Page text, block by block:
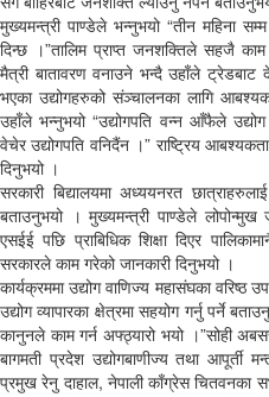
मुख्यमन्त्री पाण्डेले भन्नुभयो “तीन महिना
दिन्छ ।”तालिम प्राप्त जनशक्तिले सहजै काम
मैत्री बातावरण वनाउने भन्दै उहाँले
भएका उद्योगहरुको संञ्चालनका लागि
उहाँले भन्नुभयो “उद्योगपति वन्न आँफैले
वेचेर उद्योगपति वनिदैंन ।” राष्ट्रिय
दिनुभयो ।
सरकारी बिद्यालयमा अध्ययनरत
बताउनुभयो । मुख्यमन्त्री पाण्डेले
एसईई पछि प्राबिधिक शिक्षा दिएर
सरकारले काम गरेको जानकारी दिनुभयो ।
कार्यक्रममा उद्योग वाणिज्य महासंघका
उद्योग व्यापारका क्षेत्रमा सहयोग गर्नु पर्ने
कानुनले काम गर्न अफ्ठ्यारो भयो ।”सोही
बागमती प्रदेश उद्योगबाणीज्य तथा आपूर्ती
प्रमुख रेनु दाहाल, नेपाली काँग्रेस चितवनका